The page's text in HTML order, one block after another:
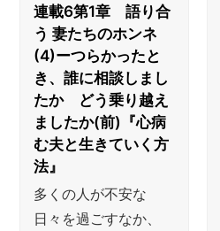
連載6第1章 語り合
う 妻たちのホンネ
(4)ーつらかったと
き、誰に相談しまし
たか どう乗り越え
ましたか(前)『心病
む夫と生きていく方
法』
多くの人が不安な
日々を過ごすなか、